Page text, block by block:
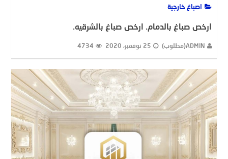
اصباغ خارجية
ارخص صباغ بالدمام. ارخص صباغ بالشرقيه.
ADMIN(مطلوب) 25 نوفمبر، 2020 4734